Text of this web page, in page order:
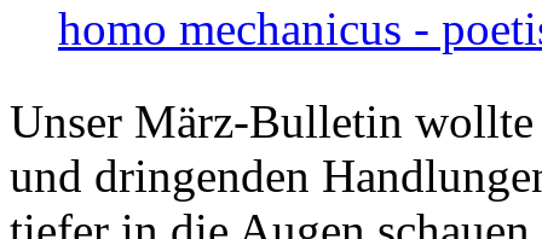
homo mechanicus -
Unser März-Bulletin
und dringenden